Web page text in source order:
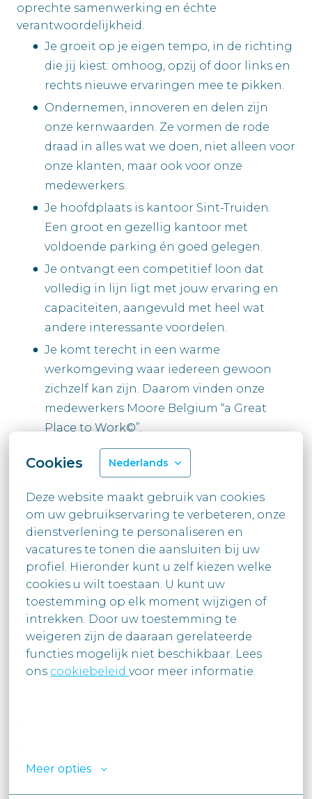
Cookies Nederlands
Deze website maakt gebruik van cookies
om uw gebruikservaring te verbeteren, onze
dienstverlening te personaliseren en
vacatures te tonen die aansluiten bij uw
profiel. Hieronder kunt u zelf kiezen welke
cookies u wilt toestaan. U kunt uw
toestemming op elk moment wijzigen of
intrekken. Door uw toestemming te
weigeren zijn de daaraan gerelateerde
functies mogelijk niet beschikbaar. Lees
ons cookiebeleid voor meer informatie.
Meer opties
oprechte samenwerking en échte
verantwoordelijkheid.
Je groeit op je eigen tempo, in de richting
die jij kiest: omhoog, opzij of door links en
rechts nieuwe ervaringen mee te pikken.
Ondernemen, innoveren en delen zijn
onze kernwaarden. Ze vormen de rode
draad in alles wat we doen, niet alleen voor
onze klanten, maar ook voor onze
medewerkers.
Je hoofdplaats is kantoor Sint-Truiden.
Een groot en gezellig kantoor met
voldoende parking én goed gelegen.
Je ontvangt een competitief loon dat
volledig in lijn ligt met jouw ervaring en
capaciteiten, aangevuld met heel wat
andere interessante voordelen.
Je komt terecht in een warme
werkomgeving waar iedereen gewoon
zichzelf kan zijn. Daarom vinden onze
medewerkers Moore Belgium “a Great
Place to Work©”.
Nog Moore over ons op www.moore.be
Teamleader Talent Acquisition
ashley.bryssinck@moore.be
+32 3 339 47 74 |LinkedIn
#LI-AB1
Finance & Accounting